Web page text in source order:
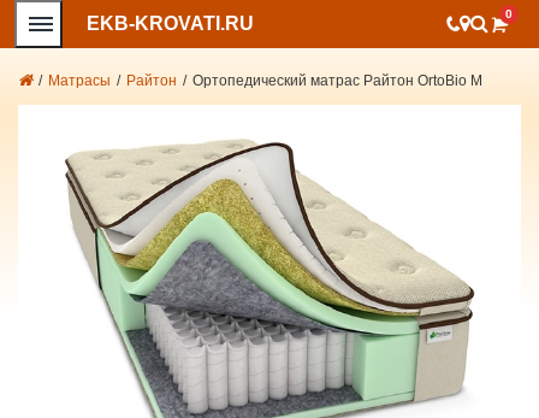
EKB-KROVATI.RU 0
/ Матрасы / Райтон / Ортопедический матрас Райтон OrtoBio M